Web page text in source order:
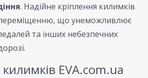
. Надійне кріплення килимків
переміщенню, що унеможливлює
та інших небезпечних
EVA.com.ua